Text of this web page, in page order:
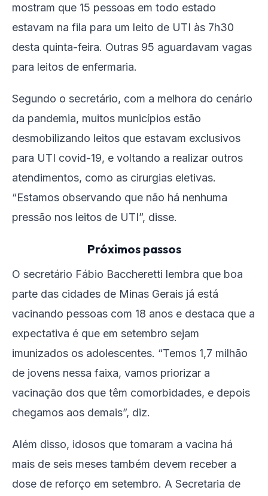
mostram que 15 pessoas em todo estado
estavam na fila para um leito de UTI às 7h30
desta quinta-feira. Outras 95 aguardavam vagas
para leitos de enfermaria.
Segundo o secretário, com a melhora do cenário
da pandemia, muitos municípios estão
desmobilizando leitos que estavam exclusivos
para UTI covid-19, e voltando a realizar outros
atendimentos, como as cirurgias eletivas.
“Estamos observando que não há nenhuma
pressão nos leitos de UTI”, disse.
Próximos passos
O secretário Fábio Baccheretti lembra que boa
parte das cidades de Minas Gerais já está
vacinando pessoas com 18 anos e destaca que a
expectativa é que em setembro sejam
imunizados os adolescentes. “Temos 1,7 milhão
de jovens nessa faixa, vamos priorizar a
vacinação dos que têm comorbidades, e depois
chegamos aos demais”, diz.
Além disso, idosos que tomaram a vacina há
mais de seis meses também devem receber a
dose de reforço em setembro. A Secretaria de